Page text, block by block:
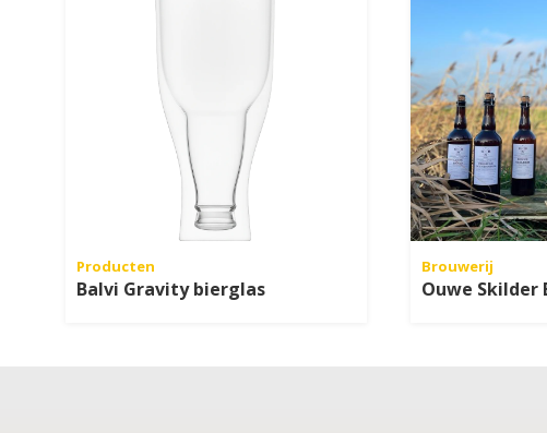
Producten
Balvi Gravity bierglas
Brouwerij
Ouwe Skilder